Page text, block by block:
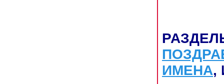
ИМЕНА,